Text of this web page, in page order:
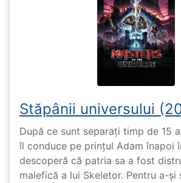
Stăpânii universului
După ce sunt separați timp de 15
îl conduce pe prințul Adam înapoi
descoperă că patria sa a fost
malefică a lui Skeletor. Pentru a-și